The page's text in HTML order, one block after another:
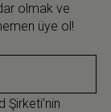
olmak ve
üye ol!